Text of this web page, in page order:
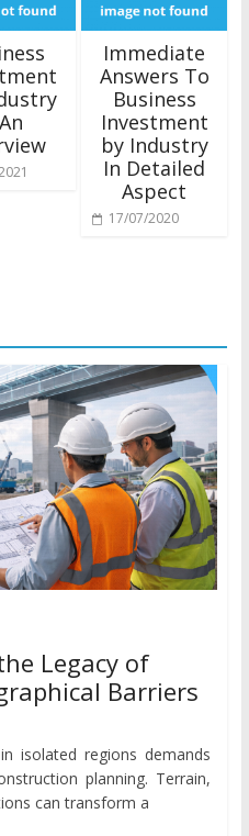
Immediate
Answers To
Business
Investment
by Industry
In Detailed
Aspect
17/07/2020
Legacy of
Barriers
isolated regions demands
planning. Terrain,
can transform a